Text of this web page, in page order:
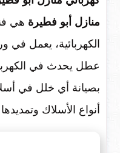
منازل أبو فطيرة هي
الكهربائية، يعمل
عطل يحدث في
بصيانة أي خلل في
أنواع الأسلاك